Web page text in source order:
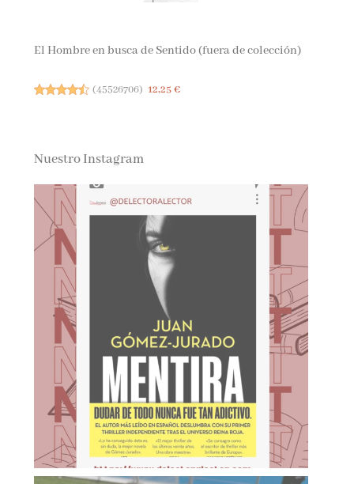
El Hombre en busca de Sentido (fuera de colección)
(45526706) 12,25 €
Nuestro Instagram